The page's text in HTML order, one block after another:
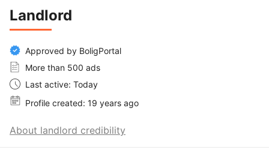
Landlord
Approved by BoligPortal
More than 500 ads
Last active: Today
Profile created: 19 years ago
About landlord credibility